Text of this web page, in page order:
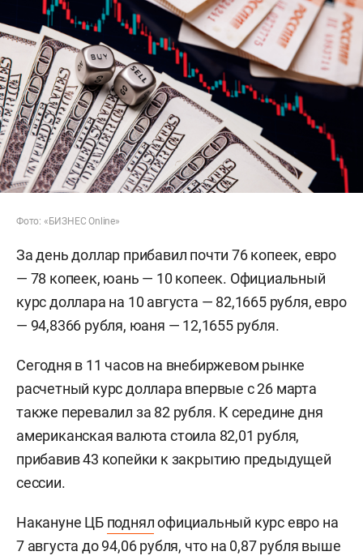
Фото: «БИЗНЕС Online»
За день доллар прибавил почти 76 копеек, евро
— 78 копеек, юань — 10 копеек. Официальный
курс доллара на 10 августа — 82,1665 рубля, евро
— 94,8366 рубля, юаня — 12,1655 рубля.
Сегодня в 11 часов на внебиржевом рынке
расчетный курс доллара впервые с 26 марта
также перевалил за 82 рубля. К середине дня
американская валюта стоила 82,01 рубля,
прибавив 43 копейки к закрытию предыдущей
сессии.
Накануне ЦБ поднялофициальный курс евро на
7 августа до 94,06 рубля, что на 0,87 рубля выше